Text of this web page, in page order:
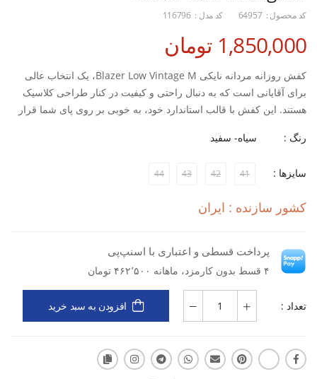
کد محصول : 64957 کد مدل : 116796
1,850,000 تومان
کفش روزانه مردانه نایکی Blazer Low Vintage M، یک انتخاب عالی
برای آقایانی است که به دنبال راحتی و کیفیت در کنار طراحی کلاسیک
هستند. این کفش با قالب استاندارد خود، به خوبی بر روی پای شما قرار
ساده آن، گزینه‌ای مناسب برای استفاده روزانه و محیط‌های غیر رسمی
Vintage M، قابلیت جذب شوک‌های وارده به کمر و زانو است که آن را
کفش، به شما اطمینان می‌دهد که علاوه بر راحتی، دوام بالایی نیز خواهد
داشت. این ویژگی‌ها باعث می‌شود که بتوانید با خیال راحت در
فعالیت‌های روزانه یا ورزشی خود از آن استفاده کنید.
طراحی کلاسیک با قالب استاندارد برای راحتی بیشتر
زیره PU سبک و مقاوم برای دوام طولانی‌مدت
رنگ : سیاه- سفید
سایزها : 41
42
43
44
کشور سازنده : ایران
پرداخت قسطی و اعتباری با اسنپ‌پی
۴ قسط بدون کارمزد، ماهانه ۴۶۲٬۵۰۰ تومان
تعداد : افزودن به سبد خرید